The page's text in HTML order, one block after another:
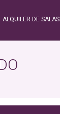
ALQUILER DE SALAS